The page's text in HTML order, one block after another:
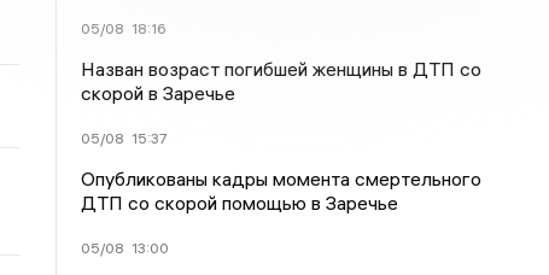
05/08 18:16
Назван возраст погибшей женщины в ДТП со
скорой в Заречье
05/08 15:37
Опубликованы кадры момента смертельного
ДТП со скорой помощью в Заречье
05/08 13:00